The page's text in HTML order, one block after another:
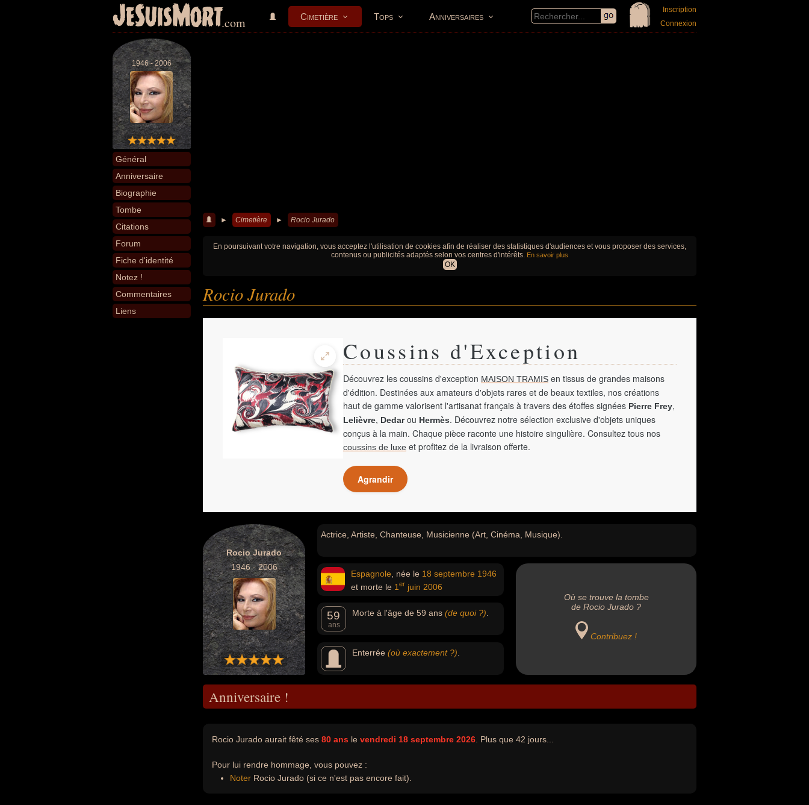
JeSuisMort.com Cimetière Tops Anniversaires
Inscription
Connexion
1946 - 2006
Général
Anniversaire
Biographie
Tombe
Citations
Forum
Fiche d'identité
Notez !
Commentaires
Liens
► Cimetière ► Rocio Jurado
En poursuivant votre navigation, vous acceptez l'utilisation de cookies afin de réaliser des statistiques d'audiences et vous proposer des services,
contenus ou publicités adaptés selon vos centres d'intérêts. En savoir plus
OK
Rocio Jurado
Coussins d'Exception
Découvrez les coussins d'exception MAISON TRAMIS en tissus de grandes maisons
d'édition. Destinées aux amateurs d'objets rares et de beaux textiles, nos créations
haut de gamme valorisent l'artisanat français à travers des étoffes signées Pierre Frey,
Lelièvre, Dedarou Hermès. Découvrez notre sélection exclusive d'objets uniques
conçus à la main. Chaque pièce raconte une histoire singulière. Consultez tous nos
coussins de luxe et profitez de la livraison offerte.
Agrandir
Rocio Jurado
1946 - 2006
Actrice, Artiste, Chanteuse, Musicienne (Art, Cinéma, Musique).
Espagnole , née le 18 septembre 1946
et morte le 1 er juin 2006
59
ans
Morte à l'âge de 59 ans (de quoi ?)
Enterrée (où exactement ?)
Où se trouve la tombe
de Rocio Jurado ?
Contribuez !
Anniversaire !
Rocio Jurado aurait fêté ses 80 ans le vendredi 18 septembre 2026 . Plus que 42 jours...
Pour lui rendre hommage, vous pouvez :
Noter Rocio Jurado (si ce n'est pas encore fait).